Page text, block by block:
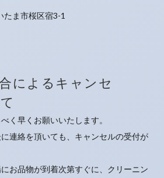
ま市桜区宿3-1
によるキャンセ
く早くお願いいたします。
連絡を頂いても、キャンセルの受付が
お品物が到着次第すぐに、クリーニン